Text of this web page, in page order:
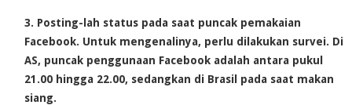
Posting-lah status pada saat puncak pemakaian
Facebook. Untuk mengenalinya, perlu dilakukan survei. Di
AS, puncak penggunaan Facebook adalah antara pukul
21.00 hingga 22.00, sedangkan di Brasil pada saat makan
siang.